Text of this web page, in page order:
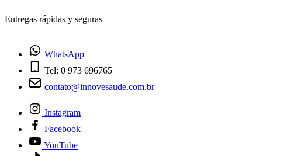
¿Tienes dudas? Habla con nosotros
WhatsApp
Tel: 0 973 696765
contato@innovesaude.com.br
Instagram
Facebook
YouTube